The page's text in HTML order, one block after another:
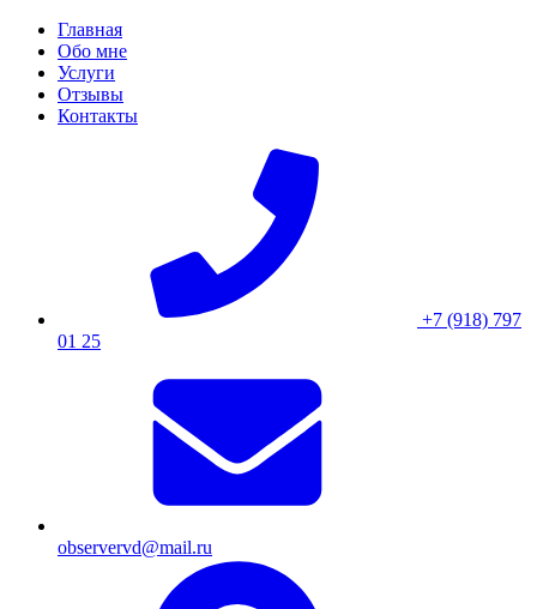
Skip
content
Главная
Обо мне
Услуги
Отзывы
Контакты
+7 (918) 797
01 25
observervd@mail.ru